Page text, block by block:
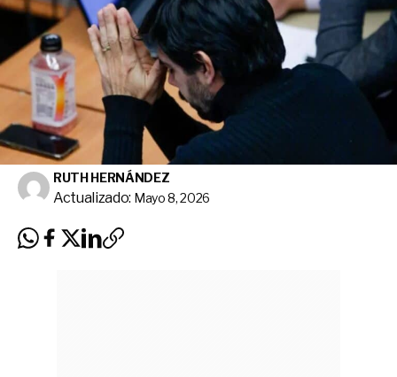
RUTH HERNÁNDEZ
Actualizado: Mayo 8, 2026